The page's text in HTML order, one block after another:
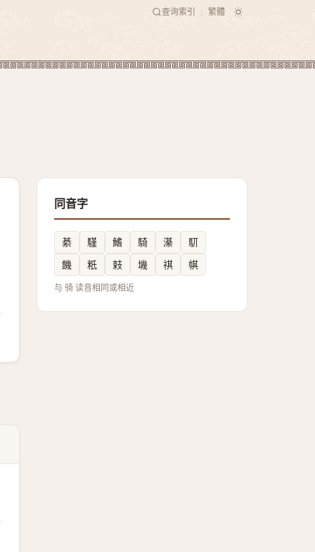
查询索引 繁體
同音字
綦 騹 鰭 騎 濝
䭶
饑
䉻 㩽 㙨 祺 帺
与 骑 读音相同或相近